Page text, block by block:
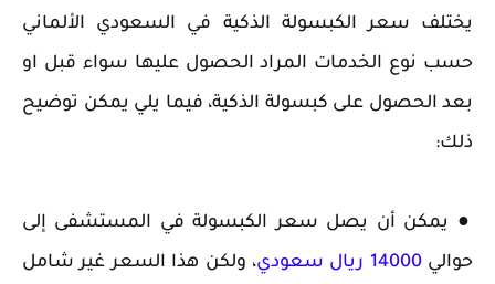
يختلف سعر الكبسولة الذكية في السعودي الألماني
حسب نوع الخدمات المراد الحصول عليها سواء قبل او
بعد الحصول على كبسولة الذكية، فيما يلي يمكن توضيح
ذلك:
‏● يمكن أن يصل سعر الكبسولة في المستشفى إلى
حوالي14000 ريال سعودي
، ولكن هذا السعر غير شامل